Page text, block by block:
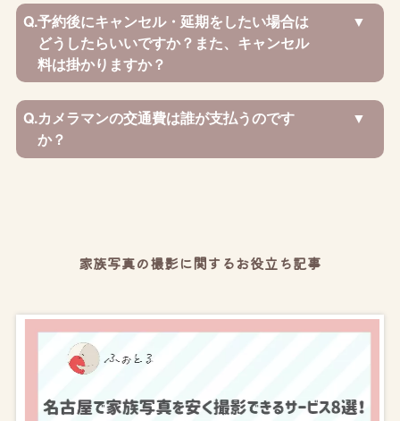
Q.予約後にキャンセル・延期をしたい場合は
どうしたらいいですか？また、キャンセル
料は掛かりますか？
Q.カメラマンの交通費は誰が支払うのです
か？
家族写真の撮影に関するお役立ち記事